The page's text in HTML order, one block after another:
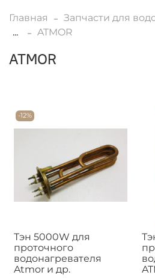
Главная
Запчасти для
...
ATMOR
ATMOR
-12%
Тэн 5000W для
проточного
водонагревателя
Atmor и др.